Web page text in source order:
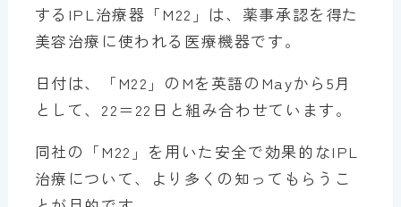
するIPL治療器「M22」は、薬事承認を得た
美容治療に使われる医療機器です。
日付は、「M22」のMを英語のMayから5月
として、22＝22日と組み合わせています。
同社の「M22」を用いた安全で効果的なIPL
治療について、より多くの知ってもらうこ